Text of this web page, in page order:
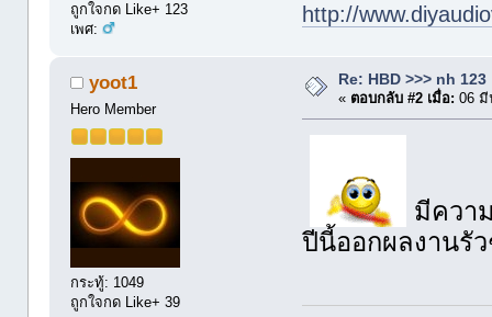
ถูกใจกด Like+ 123
เพศ:
http://
yoot1
Hero Member
กระทู้: 1049
ถูกใจกด Like+ 39
Re: HBD >>> nh 123
« ตอบกลับ #2 เมื่อ: 06 มี
มีควา
ปีนี้ออกผลงานรั